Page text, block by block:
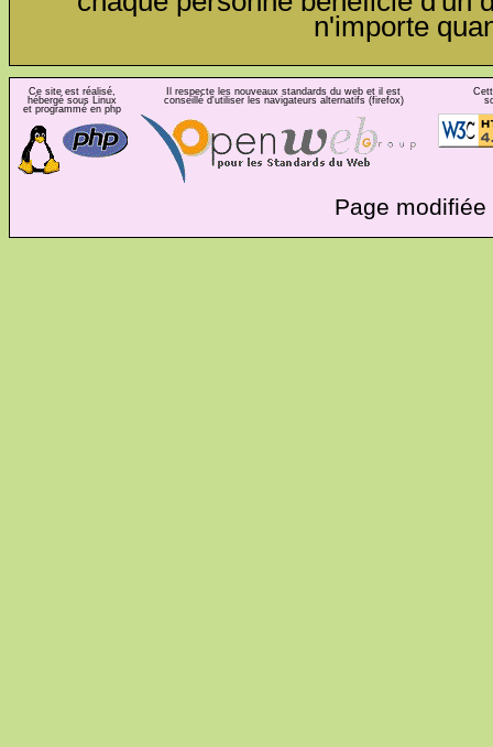
n'importe
Ce site est réalisé,
hébergé sous Linux
et programmé en php
Il respecte les nouveaux standards du web et il est
conseillé d'utiliser les navigateurs alternatifs (firefox)
Page